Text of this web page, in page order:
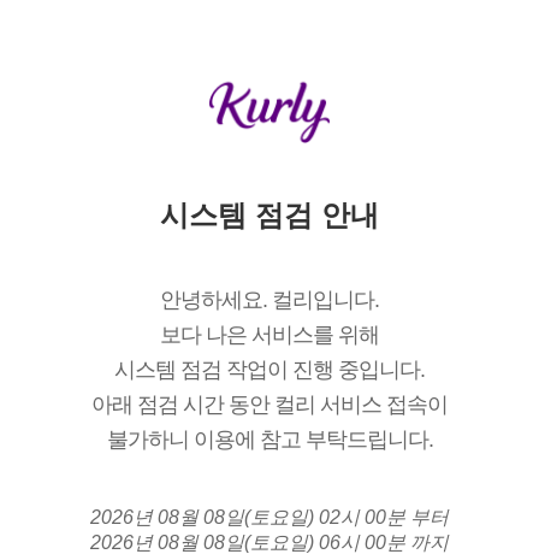
시스템 점검 안내
안녕하세요. 컬리입니다.
보다 나은 서비스를 위해
시스템 점검 작업이 진행 중입니다.
아래 점검 시간 동안 컬리 서비스 접속이
불가하니 이용에 참고 부탁드립니다.
2026년 08월 08일(토요일) 02시 00분 부터
2026년 08월 08일(토요일) 06시 00분 까지